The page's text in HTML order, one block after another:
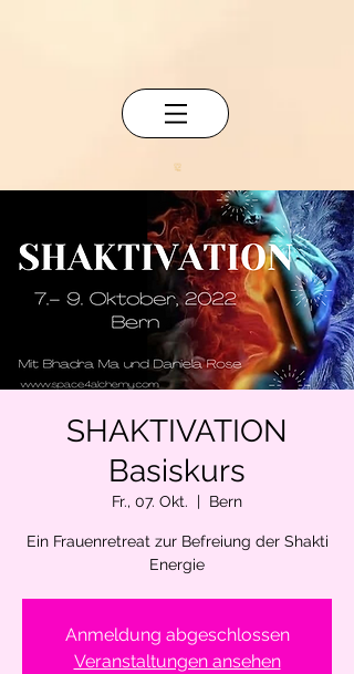
SHAKTIVATION
Basiskurs
Fr., 07. Okt.
  |
Bern
Ein Frauenretreat zur Befreiung der Shakti
Energie
Anmeldung abgeschlossen
Veranstaltungen ansehen